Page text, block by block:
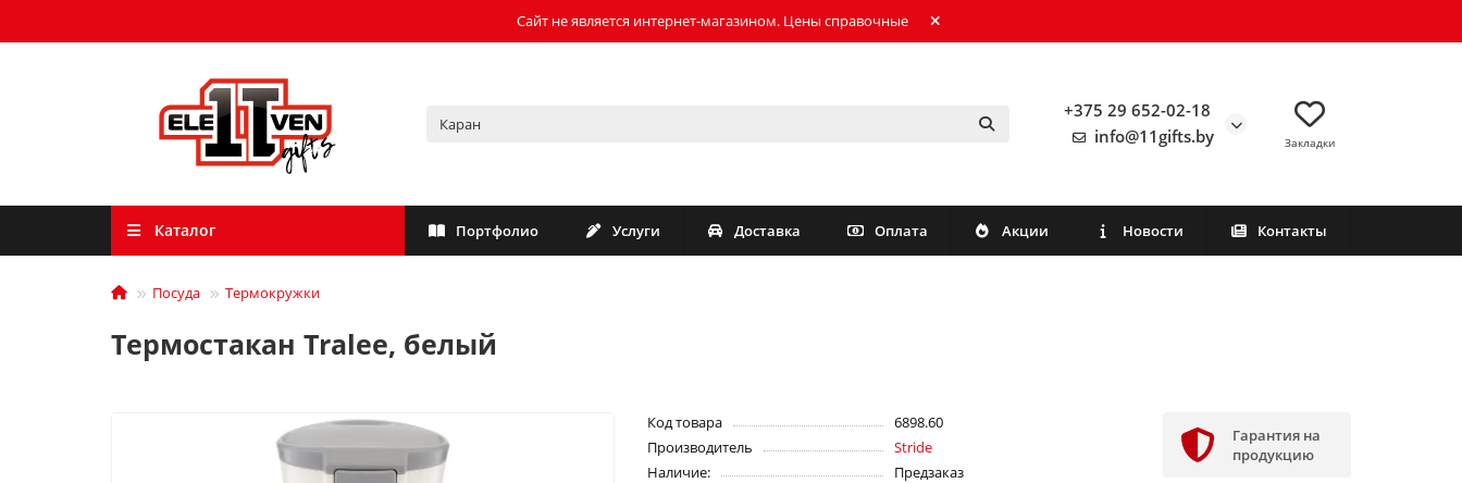
Сайт не является интернет-магазином. Цены справочные
+375 29 652-02-18
info@11gifts.by
Закладки
Каталог Портфолио Услуги Доставка Оплата Акции Новости Контакты
Посуда Термокружки
Термостакан Tralee, белый
Код товара
6898.60
Производитель
Stride
Наличие:
Предзаказ
Гарантия на
продукцию